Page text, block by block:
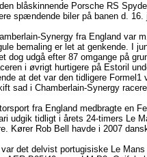
blåskinnende Porsche RS
spændende biler på banen d. 16.
Synergy fra England var
bemaling er let at genkende. I
dog udgå efter 87 omgange på
i øvrigt hurtigere på Estoril
at det var den tidligere
sad i Chamberlain-Synergy
fra England medbragte en
udgik tidligt i årets 24-timers Le
Kører Rob Bell havde i 2007
var det delvist portugisiske Le